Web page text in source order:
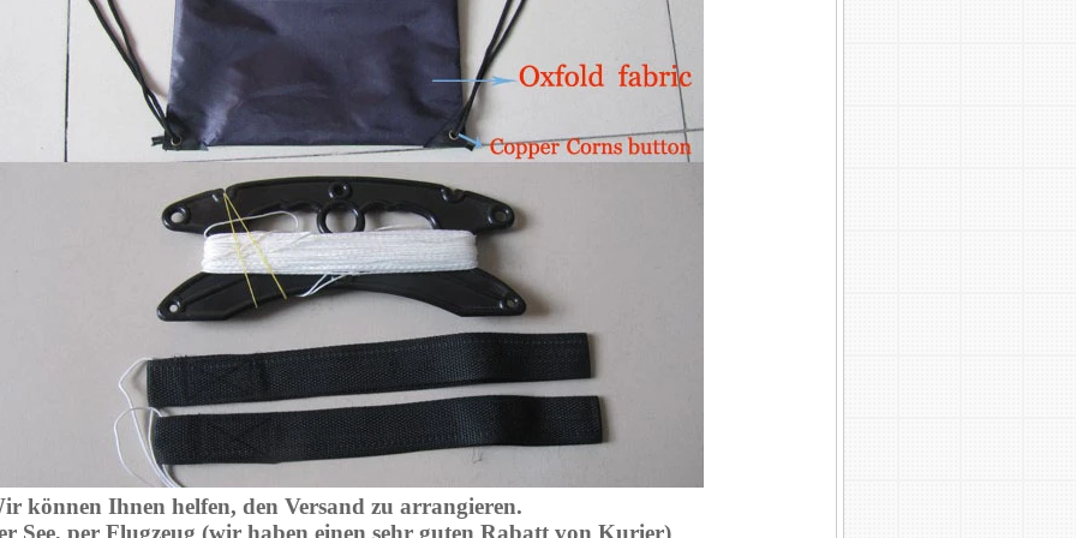
können Ihnen helfen, den Versand zu arrangieren.
See, per Flugzeug (wir haben einen sehr guten Rabatt von Kurier)